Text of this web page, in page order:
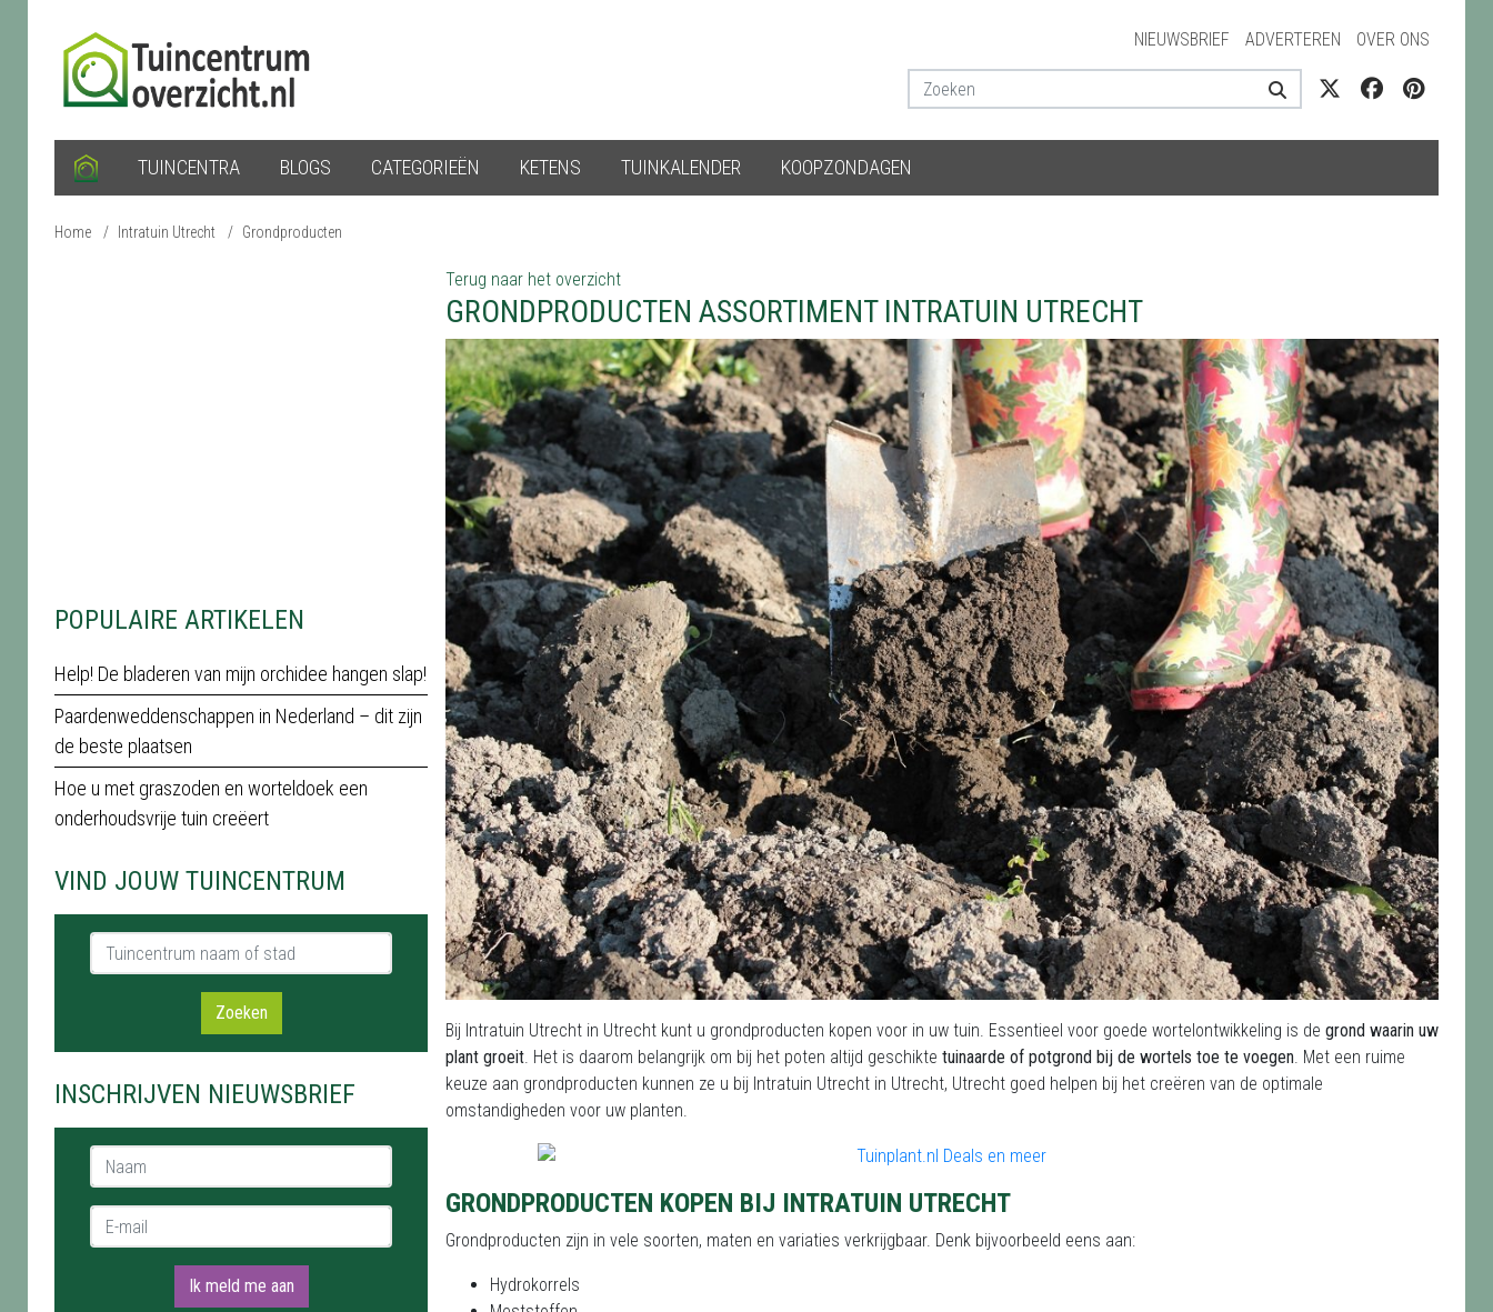
NIEUWSBRIEF ADVERTEREN OVER ONS
TUINCENTRA BLOGS CATEGORIEËN KETENS TUINKALENDER KOOPZONDAGEN
Home / Intratuin Utrecht / Grondproducten
POPULAIRE ARTIKELEN
Help! De bladeren van mijn orchidee hangen slap!
Paardenweddenschappen in Nederland – dit zijn
de beste plaatsen
Hoe u met graszoden en worteldoek een
onderhoudsvrije tuin creëert
VIND JOUW TUINCENTRUM
Tuincentrum naam of stad
Zoeken
INSCHRIJVEN NIEUWSBRIEF
Naam *
E-mail *
Ik meld me aan
Terug naar het overzicht
GRONDPRODUCTEN ASSORTIMENT INTRATUIN UTRECHT
Bij Intratuin Utrecht in Utrecht kunt u grondproducten kopen voor in uw tuin. Essentieel voor goede wortelontwikkeling is de grond waarin uw
plant groeit. Het is daarom belangrijk om bij het poten altijd geschikte tuinaarde of potgrond bij de wortels toe te voegen. Met een ruime
keuze aan grondproducten kunnen ze u bij Intratuin Utrecht in Utrecht, Utrecht goed helpen bij het creëren van de optimale
omstandigheden voor uw planten.
GRONDPRODUCTEN KOPEN BIJ INTRATUIN UTRECHT
Grondproducten zijn in vele soorten, maten en variaties verkrijgbaar. Denk bijvoorbeeld eens aan:
Hydrokorrels